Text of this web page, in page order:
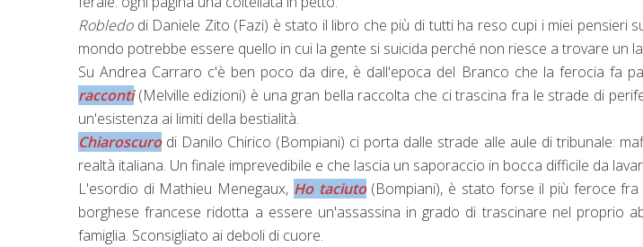
Robledodi Daniele Zito (Fazi) è stato il libro che più di tutti ha reso cupi i miei pensieri
mondo potrebbe essere quello in cui la gente si suicida perché non riesce a trovare un
Su Andrea Carraro c'è ben poco da dire, è dall'epoca del Branco che la ferocia fa
racconti (Melville edizioni) è una gran bella raccolta che ci trascina fra le strade di
un'esistenza ai limiti della bestialità.
Chiaroscurodi Danilo Chirico (Bompiani) ci porta dalle strade alle aule di tribunale:
realtà italiana. Un finale imprevedibile e che lascia un saporaccio in bocca difficile da
L'esordio di Mathieu Menegaux, Ho taciuto(Bompiani), è stato forse il più feroce fra
borghese francese ridotta a essere un'assassina in grado di trascinare nel proprio
famiglia. Sconsigliato ai deboli di cuore.